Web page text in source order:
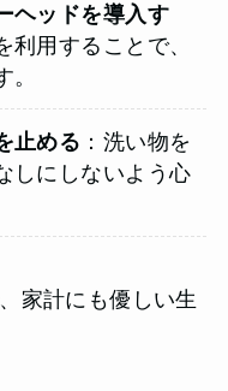
ヘッドを導入す
利用することで、
止める ：洗い物を
しにしないよう心
家計にも優しい生